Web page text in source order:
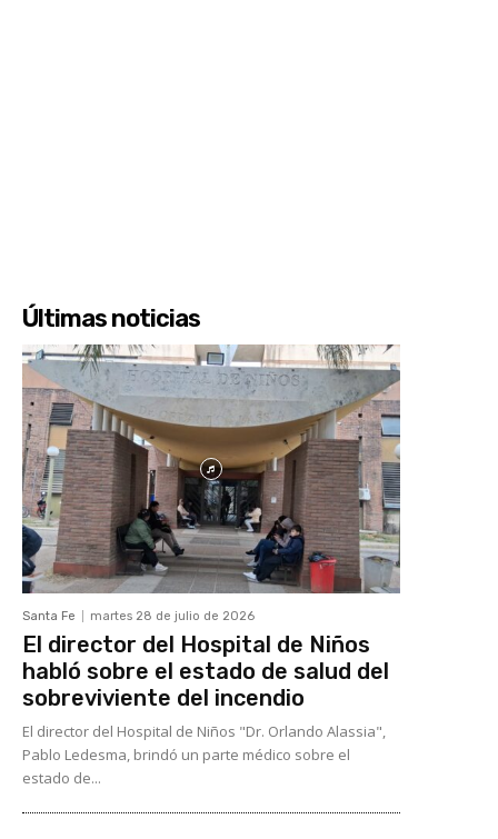
Últimas noticias
Santa Fe martes 28 de julio de 2026
El director del Hospital de Niños
habló sobre el estado de salud del
sobreviviente del incendio
El director del Hospital de Niños "Dr. Orlando Alassia",
Pablo Ledesma, brindó un parte médico sobre el
estado de...